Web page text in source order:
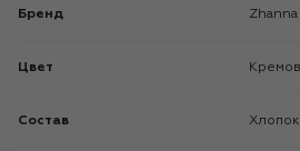
Бренд
Цвет
Состав